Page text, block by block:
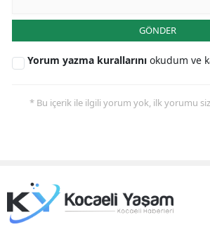
GÖNDER
Yorum yazma kurallarını okudum ve
* Bu içerik ile ilgili yorum yok, ilk yorumu siz